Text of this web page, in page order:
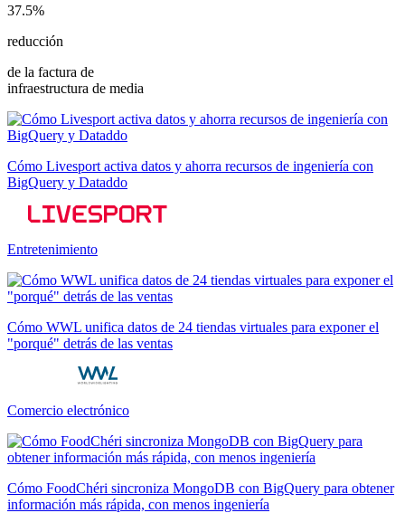
37.5%
reducción
de la factura de
infraestructura de media
Cómo Livesport activa datos y ahorra recursos de ingeniería con
BigQuery y Dataddo
Entretenimiento
Cómo WWL unifica datos de 24 tiendas virtuales para exponer el
"porqué" detrás de las ventas
Comercio electrónico
Cómo FoodChéri sincroniza MongoDB con BigQuery para obtener
información más rápida, con menos ingeniería